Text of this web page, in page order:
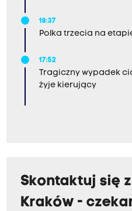
18:37
Polka trzecia na
17:52
Tragiczny wypadek
żyje kierujący
Skontaktuj się
Kraków -